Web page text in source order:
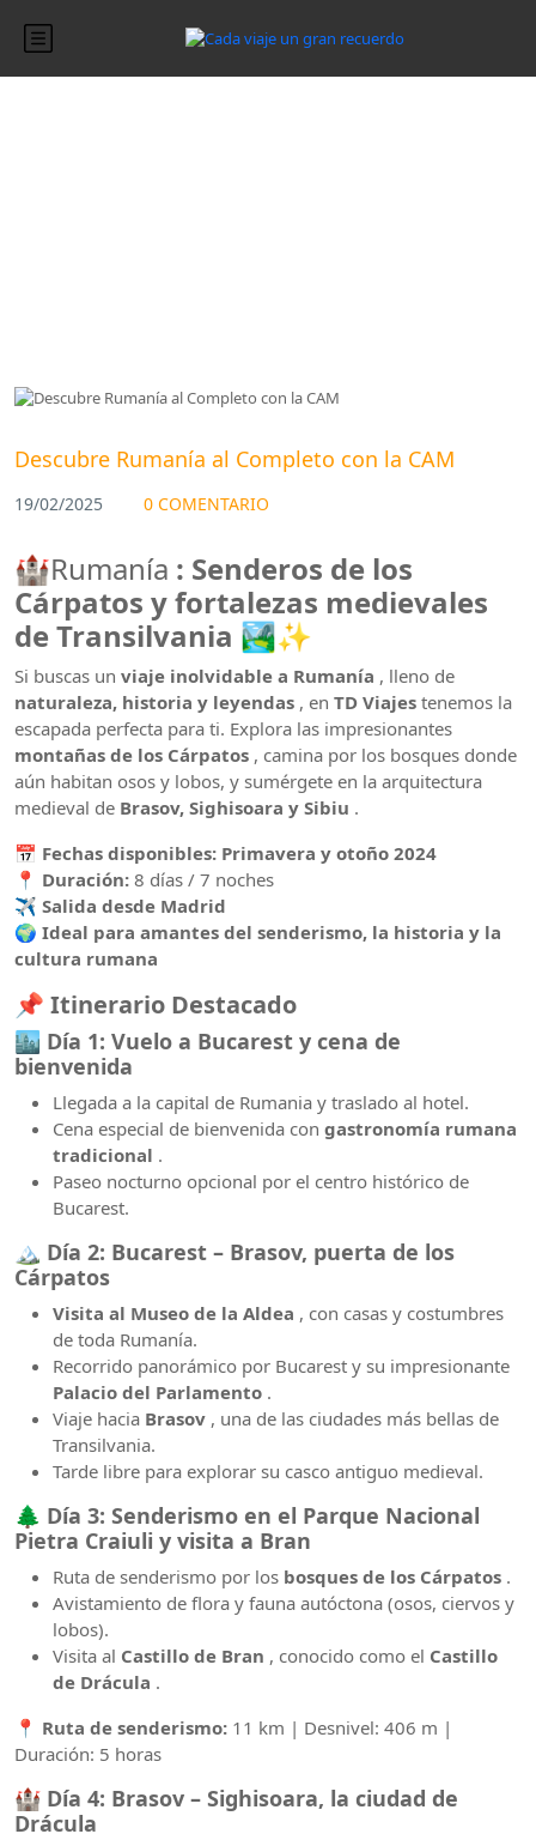
Descubre Rumanía al Completo con la CAM
19/02/2025 0 COMENTARIO
🏰Rumanía : Senderos de los
Cárpatos y fortalezas medievales
de Transilvania 🏞️✨
Si buscas un viaje inolvidable a Rumanía , lleno de
naturaleza, historia y leyendas , en TD Viajes tenemos la
escapada perfecta para ti. Explora las impresionantes
montañas de los Cárpatos , camina por los bosques donde
aún habitan osos y lobos, y sumérgete en la arquitectura
medieval de Brasov, Sighisoara y Sibiu .
📅 Fechas disponibles: Primavera y otoño 2024
📍 Duración: 8 días / 7 noches
✈️ Salida desde Madrid
🌍 Ideal para amantes del senderismo, la historia y la
cultura rumana
📌 Itinerario Destacado
🏙️ Día 1: Vuelo a Bucarest y cena de
bienvenida
Llegada a la capital de Rumania y traslado al hotel.
Cena especial de bienvenida con gastronomía rumana
tradicional .
Paseo nocturno opcional por el centro histórico de
Bucarest.
🏔️ Día 2: Bucarest – Brasov, puerta de los
Cárpatos
Visita al Museo de la Aldea , con casas y costumbres
de toda Rumanía.
Recorrido panorámico por Bucarest y su impresionante
Palacio del Parlamento .
Viaje hacia Brasov , una de las ciudades más bellas de
Transilvania.
Tarde libre para explorar su casco antiguo medieval.
🌲 Día 3: Senderismo en el Parque Nacional
Pietra Craiuli y visita a Bran
Ruta de senderismo por los bosques de los Cárpatos .
Avistamiento de flora y fauna autóctona (osos, ciervos y
lobos).
Visita al Castillo de Bran , conocido como el Castillo
de Drácula .
📍 Ruta de senderismo: 11 km | Desnivel: 406 m |
Duración: 5 horas
🏰 Día 4: Brasov – Sighisoara, la ciudad de
Drácula